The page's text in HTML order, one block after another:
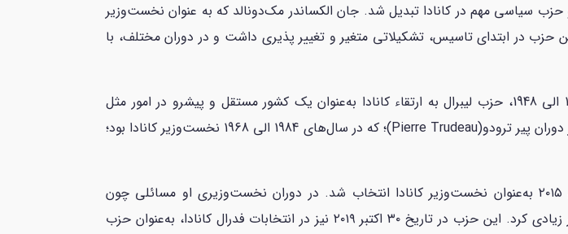
به یکی از دو حزب سیاسی مهم در کانادا تبدیل شد. جان الکساندر مک‌دونالد که به عنوان نخست‌وزیر
حزب در ابتدای تاسیس، تشکیلاتی متغیر و تغییر پذیری داشت و در دوران مختلف، با
در دوران نخست‌وزیری جان الکساندر کینگ (Alexander King) در سال‌های 1921 الی 1948، حزب لیبرال به ارتقاء کانادا به‌عنوان یک کشور مستقل و پیشرو در امور مثل
حقوق زنان، توسعه صنعتی و تغییرات اقتصادی، کمک بسیاری کرد. حزب لیبرال در دوران پیر ترودو(Pierre Trudeau)؛ که در سال‌های 1984 الی 1968 نخست‌وزیر کانادا بود؛
جاستین ترودو (Justin Trudeau)؛ پسر پیر ترودو (Pierre Trudeau)؛ در سال ۲۰۱۵ به‌عنوان نخست‌وزیر کانادا انتخاب شد. در دوران نخست‌وزیری او مسائلی چون
تغییرات آب و هوا، حقوق بشر و مهاجرت مورد توجه قرار گرفت و پیشرفت بسیار زیادی کرد. این حزب در تاریخ ۳۰ اکتبر ۲۰۱۹ نیز در انتخابات فدرال کانادا، به‌عنوان حزب